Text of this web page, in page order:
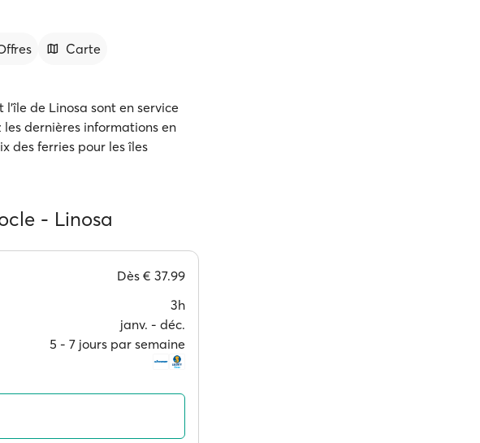
Carte
de Linosa sont en service
dernières informations en
des ferries pour les îles
- Linosa
Dès € 37.99
3h
janv. ‐ déc.
5 ‐ 7 jours par semaine